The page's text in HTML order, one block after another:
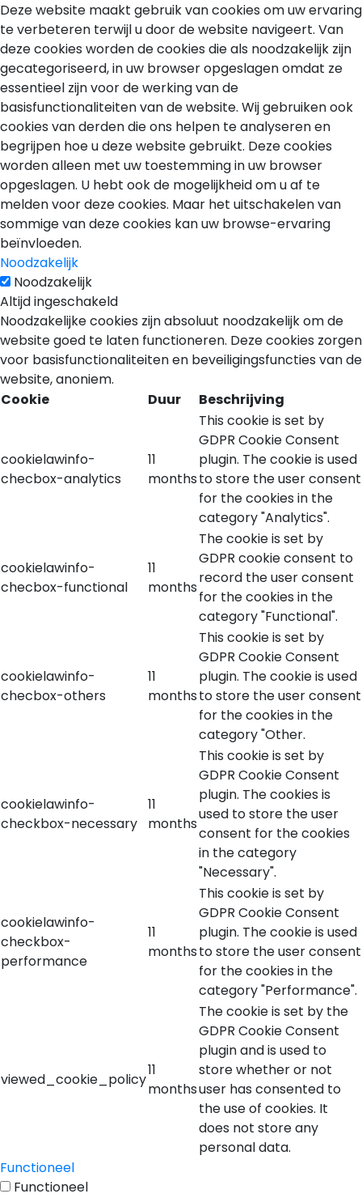
Deze website maakt gebruik van cookies om uw ervaring
te verbeteren terwijl u door de website navigeert. Van
deze cookies worden de cookies die als noodzakelijk zijn
gecategoriseerd, in uw browser opgeslagen omdat ze
essentieel zijn voor de werking van de
basisfunctionaliteiten van de website. Wij gebruiken ook
cookies van derden die ons helpen te analyseren en
begrijpen hoe u deze website gebruikt. Deze cookies
worden alleen met uw toestemming in uw browser
opgeslagen. U hebt ook de mogelijkheid om u af te
melden voor deze cookies. Maar het uitschakelen van
sommige van deze cookies kan uw browse-ervaring
beïnvloeden.
Noodzakelijk
Noodzakelijk
Altijd ingeschakeld
Noodzakelijke cookies zijn absoluut noodzakelijk om de
website goed te laten functioneren. Deze cookies zorgen
voor basisfunctionaliteiten en beveiligingsfuncties van de
website, anoniem.
Cookie
Duur Beschrijving
cookielawinfo-
checbox-analytics
11
months
This cookie is set by
GDPR Cookie Consent
plugin. The cookie is used
to store the user consent
for the cookies in the
category "Analytics".
cookielawinfo-
checbox-functional
11
months
The cookie is set by
GDPR cookie consent to
record the user consent
for the cookies in the
category "Functional".
cookielawinfo-
checbox-others
11
months
This cookie is set by
GDPR Cookie Consent
plugin. The cookie is used
to store the user consent
for the cookies in the
category "Other.
cookielawinfo-
checkbox-necessary
11
months
This cookie is set by
GDPR Cookie Consent
plugin. The cookies is
used to store the user
consent for the cookies
in the category
"Necessary".
cookielawinfo-
checkbox-
performance
11
months
This cookie is set by
GDPR Cookie Consent
plugin. The cookie is used
to store the user consent
for the cookies in the
category "Performance".
viewed_cookie_policy
11
months
The cookie is set by the
GDPR Cookie Consent
plugin and is used to
store whether or not
user has consented to
the use of cookies. It
does not store any
personal data.
Functioneel
Functioneel